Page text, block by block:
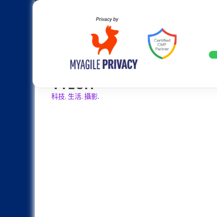
Skip
20週年大革新：蘋果 iPhone 20
VTECH
科技. 生活. 攝影.